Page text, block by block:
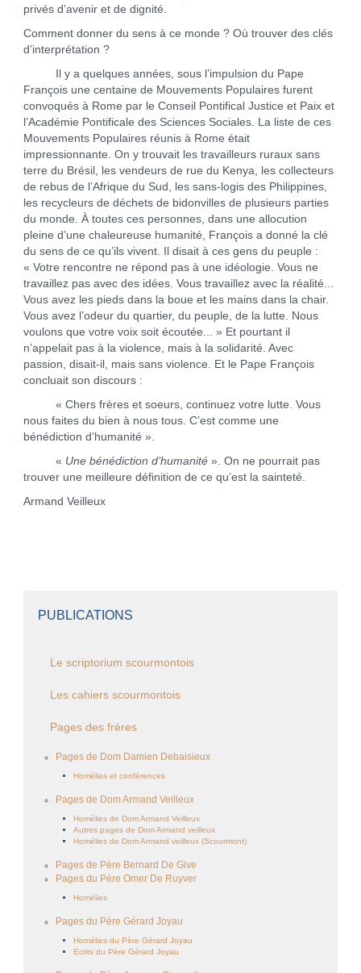
privés d’avenir et de dignité.
Comment donner du sens à ce monde ? Où trouver des clés
d’interprétation ?
Il y a quelques années, sous l’impulsion du Pape
François une centaine de Mouvements Populaires furent
convoqués à Rome par le Conseil Pontifical Justice et Paix et
l’Académie Pontificale des Sciences Sociales. La liste de ces
Mouvements Populaires réunis à Rome était
impressionnante. On y trouvait les travailleurs ruraux sans
terre du Brésil, les vendeurs de rue du Kenya, les collecteurs
de rebus de l’Afrique du Sud, les sans-logis des Philippines,
les recycleurs de déchets de bidonvilles de plusieurs parties
du monde. À toutes ces personnes, dans une allocution
pleine d’une chaleureuse humanité, François a donné la clé
du sens de ce qu’ils vivent. Il disait à ces gens du peuple :
« Votre rencontre ne répond pas à une idéologie. Vous ne
travaillez pas avec des idées. Vous travaillez avec la réalité...
Vous avez les pieds dans la boue et les mains dans la chair.
Vous avez l’odeur du quartier, du peuple, de la lutte. Nous
voulons que votre voix soit écoutée... » Et pourtant il
n’appelait pas à la violence, mais à la solidarité. Avec
passion, disait-il, mais sans violence. Et le Pape François
concluait son discours :
« Chers frères et soeurs, continuez votre lutte. Vous
nous faites du bien à nous tous. C’est comme une
bénédiction d’humanité ».
« Une bénédiction d’humanité». On ne pourrait pas
trouver une meilleure définition de ce qu’est la sainteté.
Armand Veilleux
PUBLICATIONS
Le scriptorium scourmontois
Les cahiers scourmontois
Pages des frères
Pages de Dom Damien Debaisieux
Homélies et conférences
Pages de Dom Armand Veilleux
Homélies de Dom Armand Veilleux
Autres pages de Dom Armand veilleux
Homélies de Dom Armand veilleux (Scourmont)
Pages de Père Bernard De Give
Pages du Père Omer De Ruyver
Homélies
Pages du Père Gérard Joyau
Homélies du Père Gérard Joyau
Ecrits du Père Gérard Joyau